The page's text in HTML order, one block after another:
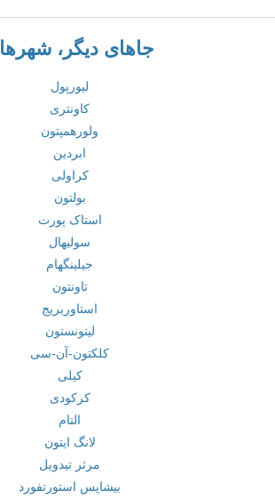
جاهای دیگر، شهرها
لیورپول
کاونتری
ولورهمپتون
ابردین
کراولی
بولتون
استاک پورت
سولیهال
جیلینگهام
تاونتون
استاوربریج
لیتونستون
کلکتون-آن-سی
کیلی
کرکودی
التام
لانگ ایتون
مرثر تیدویل
بیشاپس استورتفورد